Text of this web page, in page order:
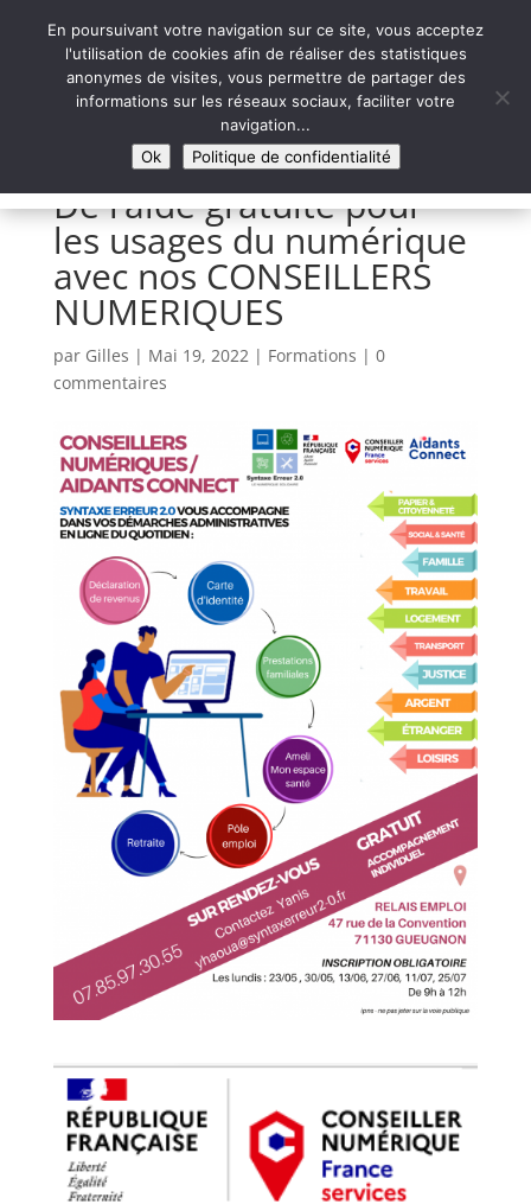
Syntaxe Erreur 2.0
LE NUMÉRIQUE SOLIDAIRE
De l’aide gratuite pour
les usages du numérique
avec nos CONSEILLERS
NUMERIQUES
par Gilles | Mai 19, 2022| Formations | 0
commentaires
En poursuivant votre navigation sur ce site, vous acceptez
l'utilisation de cookies afin de réaliser des statistiques
anonymes de visites, vous permettre de partager des
informations sur les réseaux sociaux, faciliter votre
navigation...
Ok
Politique de confidentialité